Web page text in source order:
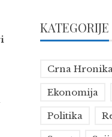
KATEGORIJE
Crna
Ekonomija
Politika